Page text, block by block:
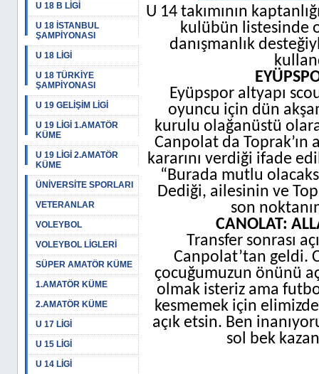
U 18 B LİGİ
U 18 İSTANBUL
ŞAMPİYONASI
U 18 LİGİ
U 18 TÜRKİYE
ŞAMPİYONASI
U 19 GELİŞİM LİGİ
U 19 LİGİ 1.AMATÖR
KÜME
U 19 LİGİ 2.AMATÖR
KÜME
ÜNİVERSİTE SPORLARI
VETERANLAR
VOLEYBOL
VOLEYBOL LİGLERİ
SÜPER AMATÖR KÜME
1.AMATÖR KÜME
2.AMATÖR KÜME
U 17 LİGİ
U 15 LİGİ
U 14 LİGİ
U 14 takımının
kulübün listesinde
danışmanlık
Eyüpspor altyapı
oyuncu için dün
kurulu olağanüstü
Canpolat da
kararını verdiği ifade
“Burada mutlu
Dediği, ailesinin ve
son
CANOLAT:
Transfer sonrası
Canpolat’tan geldi.
çocuğumuzun önünü
olmak isteriz ama
kesmemek için
açık etsin. Ben
sol bek